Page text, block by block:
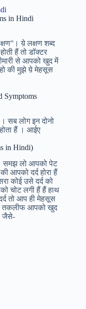
in Hindi
य़े लक्षण शब्द
हैं तो डॉक्टर
से आपको खुद में
की मुझे य़े मेहसूस
Symptoms
सब लोग इन दोनो
हैं । आईए
in Hindi)
समझ लो आपको पेट
आपको दर्द होरा हैं
कोई उसे दर्द को
चोट लगी हैं हैं हाथ
तो आप ही मेहसूस
तकलीफ आपको खुद
जैसे-